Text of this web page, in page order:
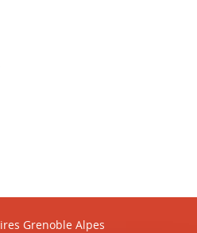
Facebook
sur LinkedIn
Grenoble Alpes